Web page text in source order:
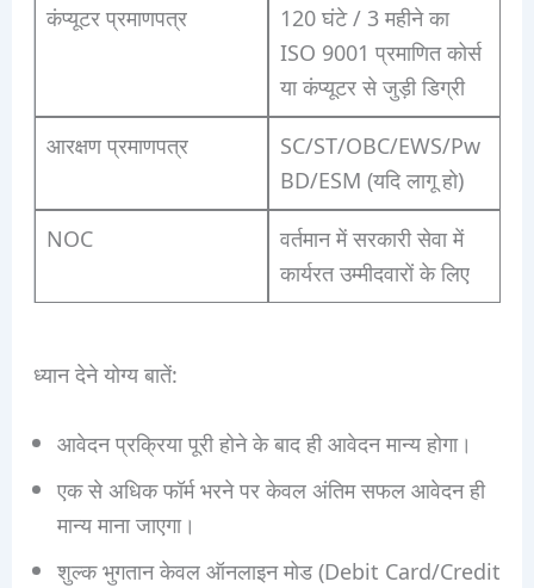
कंप्यूटर प्रमाणपत्र
120 घंटे / 3 महीने का
ISO 9001 प्रमाणित कोर्स
या कंप्यूटर से जुड़ी डिग्री
आरक्षण प्रमाणपत्र
SC/ST/OBC/EWS/Pw
BD/ESM (यदि लागू हो)
NOC
वर्तमान में सरकारी सेवा में
कार्यरत उम्मीदवारों के लिए
ध्यान देने योग्य बातें:
आवेदन प्रक्रिया पूरी होने के बाद ही आवेदन मान्य होगा।
एक से अधिक फॉर्म भरने पर केवल अंतिम सफल आवेदन ही
मान्य माना जाएगा।
शुल्क भुगतान केवल ऑनलाइन मोड (Debit Card/Credit